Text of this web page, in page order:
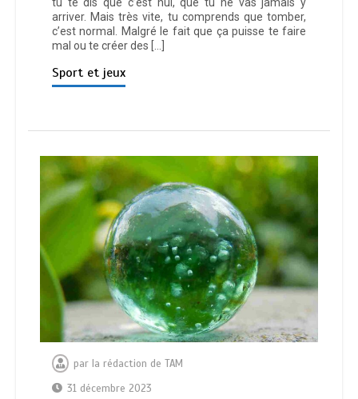
tu te dis que c’est nul, que tu ne vas jamais y
arriver. Mais très vite, tu comprends que tomber,
c’est normal. Malgré le fait que ça puisse te faire
mal ou te créer des […]
Sport et jeux
par la rédaction de TAM
31 décembre 2023